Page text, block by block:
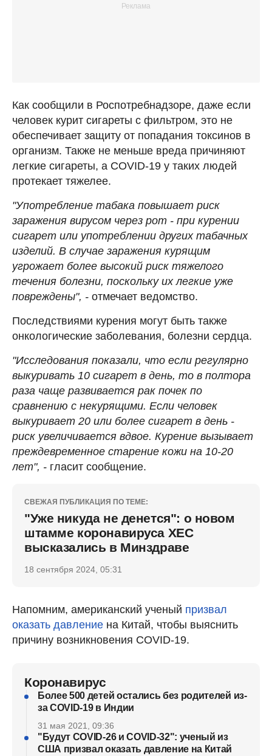
Как сообщили в Роспотребнадзоре, даже если
человек курит сигареты с фильтром, это не
обеспечивает защиту от попадания токсинов в
организм. Также не меньше вреда причиняют
легкие сигареты, а COVID-19 у таких людей
протекает тяжелее.
"Употребление табака повышает риск
заражения вирусом через рот - при курении
сигарет или употреблении других табачных
изделий. В случае заражения курящим
угрожает более высокий риск тяжелого
течения болезни, поскольку их легкие уже
повреждены", - отмечает ведомство.
Последствиями курения могут быть также
онкологические заболевания, болезни сердца.
"Исследования показали, что если регулярно
выкуривать 10 сигарет в день, то в полтора
раза чаще развивается рак почек по
сравнению с некурящими. Если человек
выкуривает 20 или более сигарет в день -
риск увеличивается вдвое. Курение вызывает
преждевременное старение кожи на 10-20
лет", - гласит сообщение.
СВЕЖАЯ ПУБЛИКАЦИЯ ПО ТЕМЕ:
"Уже никуда не денется": о новом
штамме коронавируса ХЕС
высказались в Минздраве
18 сентября 2024, 05:31
Напомним, американский ученый призвал
оказать давление на Китай, чтобы выяснить
причину возникновения COVID-19.
Коронавирус
Более 500 детей остались без родителей из-
за COVID-19 в Индии
31 мая 2021, 09:36
"Будут COVID-26 и COVID-32": ученый из
США призвал оказать давление на Китай